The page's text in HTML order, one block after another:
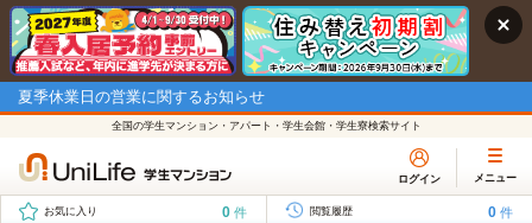
夏季休業日の営業に関するお知らせ
全国の学生マンション・アパート・学生会館・学生寮検索サイト
ログイン メニュー
お気に入り 0 件 閲覧履歴 0 件